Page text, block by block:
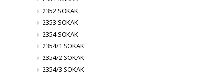
2352 SOKAK
2353 SOKAK
2354 SOKAK
2354/1 SOKAK
2354/2 SOKAK
2354/3 SOKAK